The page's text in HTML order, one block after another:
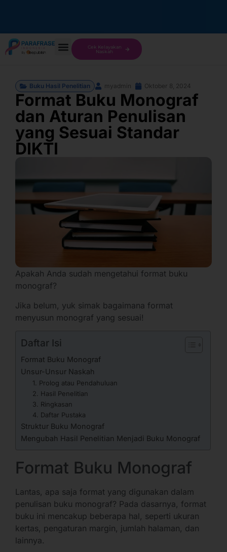
Cek Kelayakan
Naskah
Buku Hasil Penelitian myadmin Oktober 8, 2024
Format Buku Monograf
dan Aturan Penulisan
yang Sesuai Standar
DIKTI
Apakah Anda sudah mengetahui format buku
monograf?
Jika belum, yuk simak bagaimana format
menyusun monograf yang sesuai!
Daftar Isi
Format Buku Monograf
Unsur-Unsur Naskah
1. Prolog atau Pendahuluan
2. Hasil Penelitian
3. Ringkasan
4. Daftar Pustaka
Struktur Buku Monograf
Mengubah Hasil Penelitian Menjadi Buku Monograf
Format Buku Monograf
Lantas, apa saja format yang digunakan dalam
penulisan buku monograf? Pada dasarnya, format
buku ini mencakup beberapa hal, seperti ukuran
kertas, pengaturan margin, jumlah halaman, dan
lainnya.